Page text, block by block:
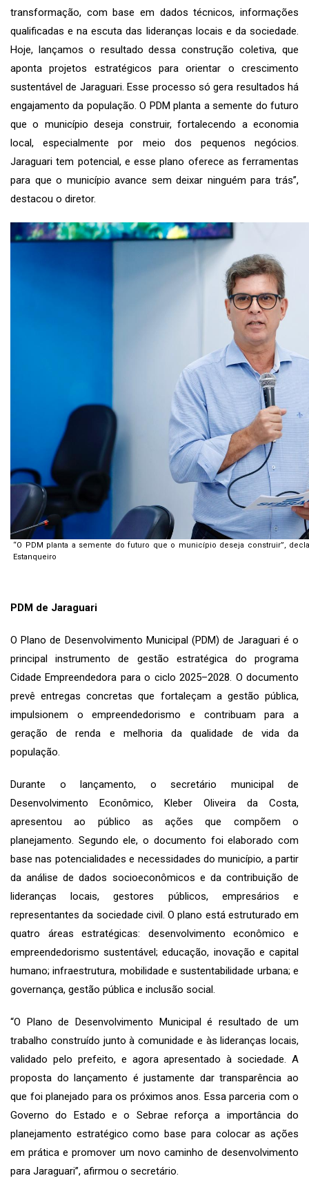
transformação, com base em dados técnicos, informações
qualificadas e na escuta das lideranças locais e da sociedade.
Hoje, lançamos o resultado dessa construção coletiva, que
aponta projetos estratégicos para orientar o crescimento
sustentável de Jaraguari. Esse processo só gera resultados há
engajamento da população. O PDM planta a semente do futuro
que o município deseja construir, fortalecendo a economia
local, especialmente por meio dos pequenos negócios.
Jaraguari tem potencial, e esse plano oferece as ferramentas
para que o município avance sem deixar ninguém para trás”,
destacou o diretor.
“O PDM planta a semente do futuro que o município deseja construir”,
Estanqueiro
PDM de Jaraguari
O Plano de Desenvolvimento Municipal (PDM) de Jaraguari é o
principal instrumento de gestão estratégica do programa
Cidade Empreendedora para o ciclo 2025–2028. O documento
prevê entregas concretas que fortaleçam a gestão pública,
impulsionem o empreendedorismo e contribuam para a
geração de renda e melhoria da qualidade de vida da
população.
Durante o lançamento, o secretário municipal de
Desenvolvimento Econômico, Kleber Oliveira da Costa,
apresentou ao público as ações que compõem o
planejamento. Segundo ele, o documento foi elaborado com
base nas potencialidades e necessidades do município, a partir
da análise de dados socioeconômicos e da contribuição de
lideranças locais, gestores públicos, empresários e
representantes da sociedade civil. O plano está estruturado em
quatro áreas estratégicas: desenvolvimento econômico e
empreendedorismo sustentável; educação, inovação e capital
humano; infraestrutura, mobilidade e sustentabilidade urbana; e
governança, gestão pública e inclusão social.
“O Plano de Desenvolvimento Municipal é resultado de um
trabalho construído junto à comunidade e às lideranças locais,
validado pelo prefeito, e agora apresentado à sociedade. A
proposta do lançamento é justamente dar transparência ao
que foi planejado para os próximos anos. Essa parceria com o
Governo do Estado e o Sebrae reforça a importância do
planejamento estratégico como base para colocar as ações
em prática e promover um novo caminho de desenvolvimento
para Jaraguari”, afirmou o secretário.